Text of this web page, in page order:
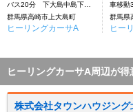
バス20分 下大島中島下車：停歩10分
群馬県高崎市上大島町
ヒーリングカーサA
車移
群馬県
ヒー
ヒーリングカーサA周辺が
株式会社タウンハウジン